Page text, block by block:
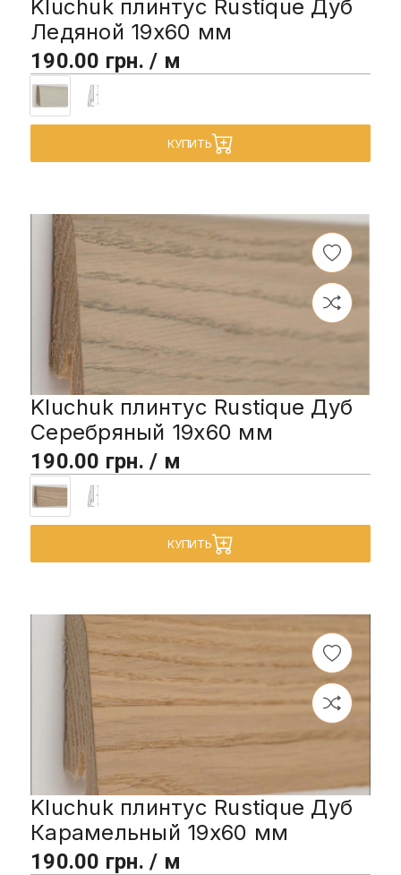
Kluchuk плинтус Rustique Дуб
Ледяной 19х60 мм
190.00 грн. / м
КУПИТЬ
Kluchuk плинтус Rustique Дуб
Серебряный 19х60 мм
190.00 грн. / м
КУПИТЬ
Kluchuk плинтус Rustique Дуб
Карамельный 19х60 мм
190.00 грн. / м